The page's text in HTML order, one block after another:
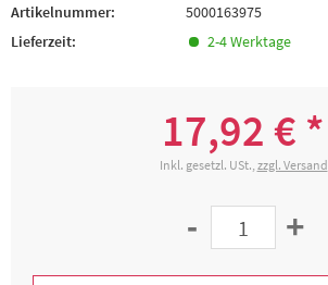
Artikelnummer:
5000163975
Lieferzeit:
2-4 Werktage
17,92 € *
Inkl. gesetzl. USt., zzgl. Versand
- +